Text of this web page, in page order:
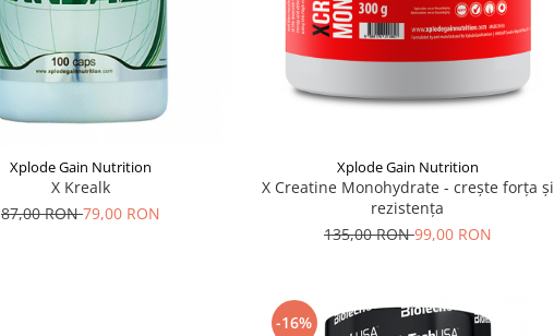
Xplode Gain Nutrition
X Krealk
87,00 RON79,00 RON
Xplode Gain Nutrition
X Creatine Monohydrate - crește forţa şi
rezistenţa
135,00 RON99,00 RON
-16%